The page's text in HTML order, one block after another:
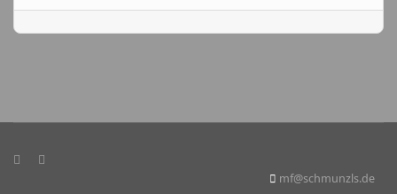
mf@schmunzls.de